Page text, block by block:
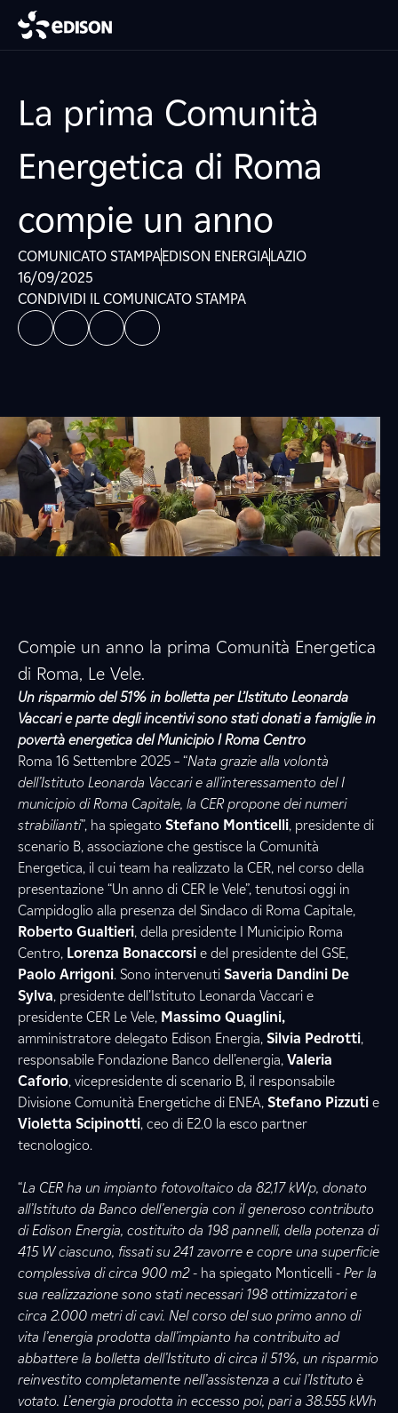
La prima Comunità
Energetica di Roma
compie un anno
COMUNICATO STAMPAEDISON ENERGIALAZIO
16/09/2025
CONDIVIDI IL COMUNICATO STAMPA
Compie un anno la prima Comunità Energetica
di Roma, Le Vele.
Un risparmio del 51% in bolletta per L’Istituto Leonarda
Vaccari e parte degli incentivi sono stati donati a famiglie in
povertà energetica del Municipio I Roma Centro
Roma 16 Settembre 2025 – “Nata grazie alla volontà
dell’Istituto Leonarda Vaccari e all’interessamento del I
municipio di Roma Capitale, la CER propone dei numeri
strabilianti”, ha spiegato Stefano Monticelli, presidente di
scenario B, associazione che gestisce la Comunità
Energetica, il cui team ha realizzato la CER, nel corso della
presentazione “Un anno di CER le Vele”, tenutosi oggi in
Campidoglio alla presenza del Sindaco di Roma Capitale,
Roberto Gualtieri, della presidente I Municipio Roma
Centro, Lorenza Bonaccorsi e del presidente del GSE,
Paolo Arrigoni. Sono intervenuti Saveria Dandini De
Sylva, presidente dell’Istituto Leonarda Vaccari e
presidente CER Le Vele, Massimo Quaglini,
amministratore delegato Edison Energia, Silvia Pedrotti,
responsabile Fondazione Banco dell’energia, Valeria
Caforio, vicepresidente di scenario B, il responsabile
Divisione Comunità Energetiche di ENEA, Stefano Pizzuti e
Violetta Scipinotti, ceo di E2.0 la esco partner
tecnologico.
“La CER ha un impianto fotovoltaico da 82,17 kWp, donato
all’Istituto da Banco dell’energia con il generoso contributo
di Edison Energia, costituito da 198 pannelli, della potenza di
415 W ciascuno, fissati su 241 zavorre e copre una superficie
complessiva di circa 900 m2- ha spiegato Monticelli - Per la
sua realizzazione sono stati necessari 198 ottimizzatori e
circa 2.000 metri di cavi. Nel corso del suo primo anno di
vita l’energia prodotta dall’impianto ha contribuito ad
abbattere la bolletta dell’Istituto di circa il 51%, un risparmio
reinvestito completamente nell’assistenza a cui l’Istituto è
votato. L’energia prodotta in eccesso poi, pari a 38.555 kWh